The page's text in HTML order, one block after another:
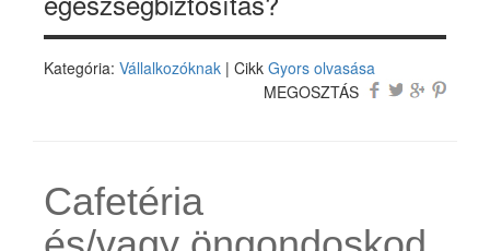
Kategória: Vállalkozóknak | Cikk Gyors olvasása
MEGOSZTÁS
Cafetéria